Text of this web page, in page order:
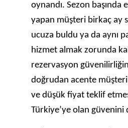
oynandı. Sezon başında
yapan müşteri birkaç ay
ucuza buldu ya da aynı
hizmet almak zorunda
rezervasyon
doğrudan acente
ve düşük fiyat teklif
Türkiye’ye olan güvenini